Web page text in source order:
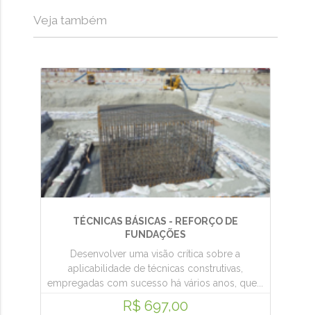
Veja também
TÉCNICAS BÁSICAS - REFORÇO DE
FUNDAÇÕES
Desenvolver uma visão crítica sobre a
aplicabilidade de técnicas construtivas,
empregadas com sucesso há vários anos, que...
R$ 697,00